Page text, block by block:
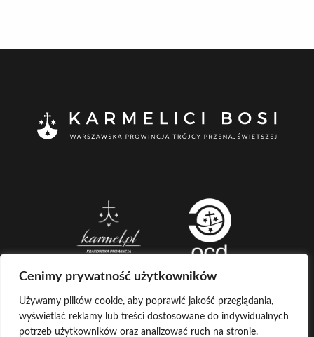
Cenimy prywatność użytkowników
Używamy plików cookie, aby poprawić jakość przeglądania,
wyświetlać reklamy lub treści dostosowane do indywidualnych
potrzeb użytkowników oraz analizować ruch na stronie.
CREATED BY